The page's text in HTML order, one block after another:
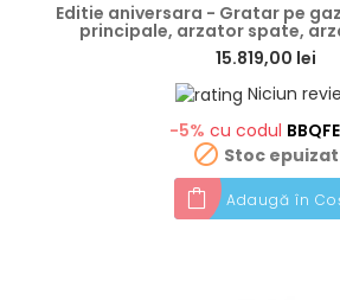
Editie aniversara - Gratar pe
principale, arzator spate,
15.819,00 lei
Niciun
-5% cu codul
 Stoc epuizat
Adaugă în